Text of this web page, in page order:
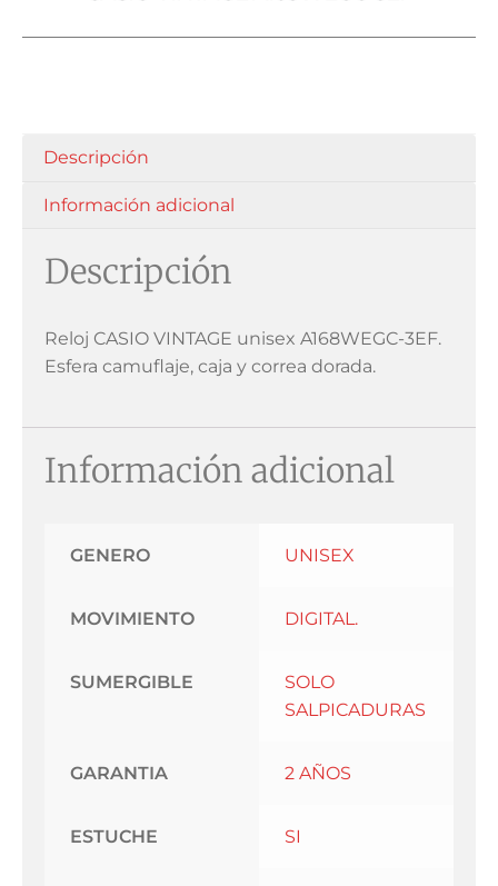
Descripción
Información adicional
Descripción
Reloj CASIO VINTAGE unisex A168WEGC-3EF.
Esfera camuflaje, caja y correa dorada.
Información adicional
GENERO UNISEX
MOVIMIENTO DIGITAL.
SUMERGIBLE
SOLO
SALPICADURAS
GARANTIA 2 AÑOS
ESTUCHE SI